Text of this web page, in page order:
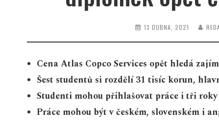
13 DUBNA, 2021
Cena Atlas Copco Services opět hledá
Šest studentů si rozdělí 31 tisíc korun,
Studenti mohou přihlašovat práce i tři
Práce mohou být v českém, slovenském i